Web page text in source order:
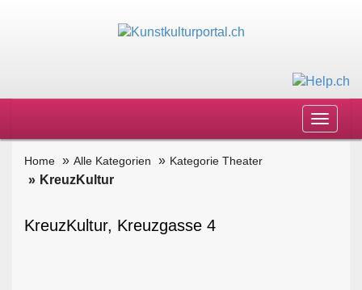
Toggle
Home Alle Kategorien Kategorie Theater
KreuzKultur
KreuzKultur, Kreuzgasse 4